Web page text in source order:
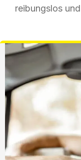
reibungslos